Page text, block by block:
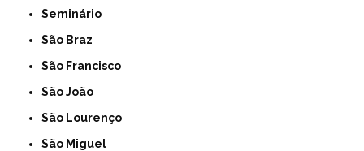
Seminário
São Braz
São Francisco
São João
São Lourenço
São Miguel